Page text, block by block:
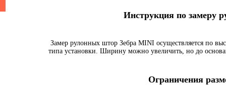
Инструкция по
Замер рулонных штор Зебра MINI осуществляется по
типа установки. Ширину можно увеличить, но до
Ограничения